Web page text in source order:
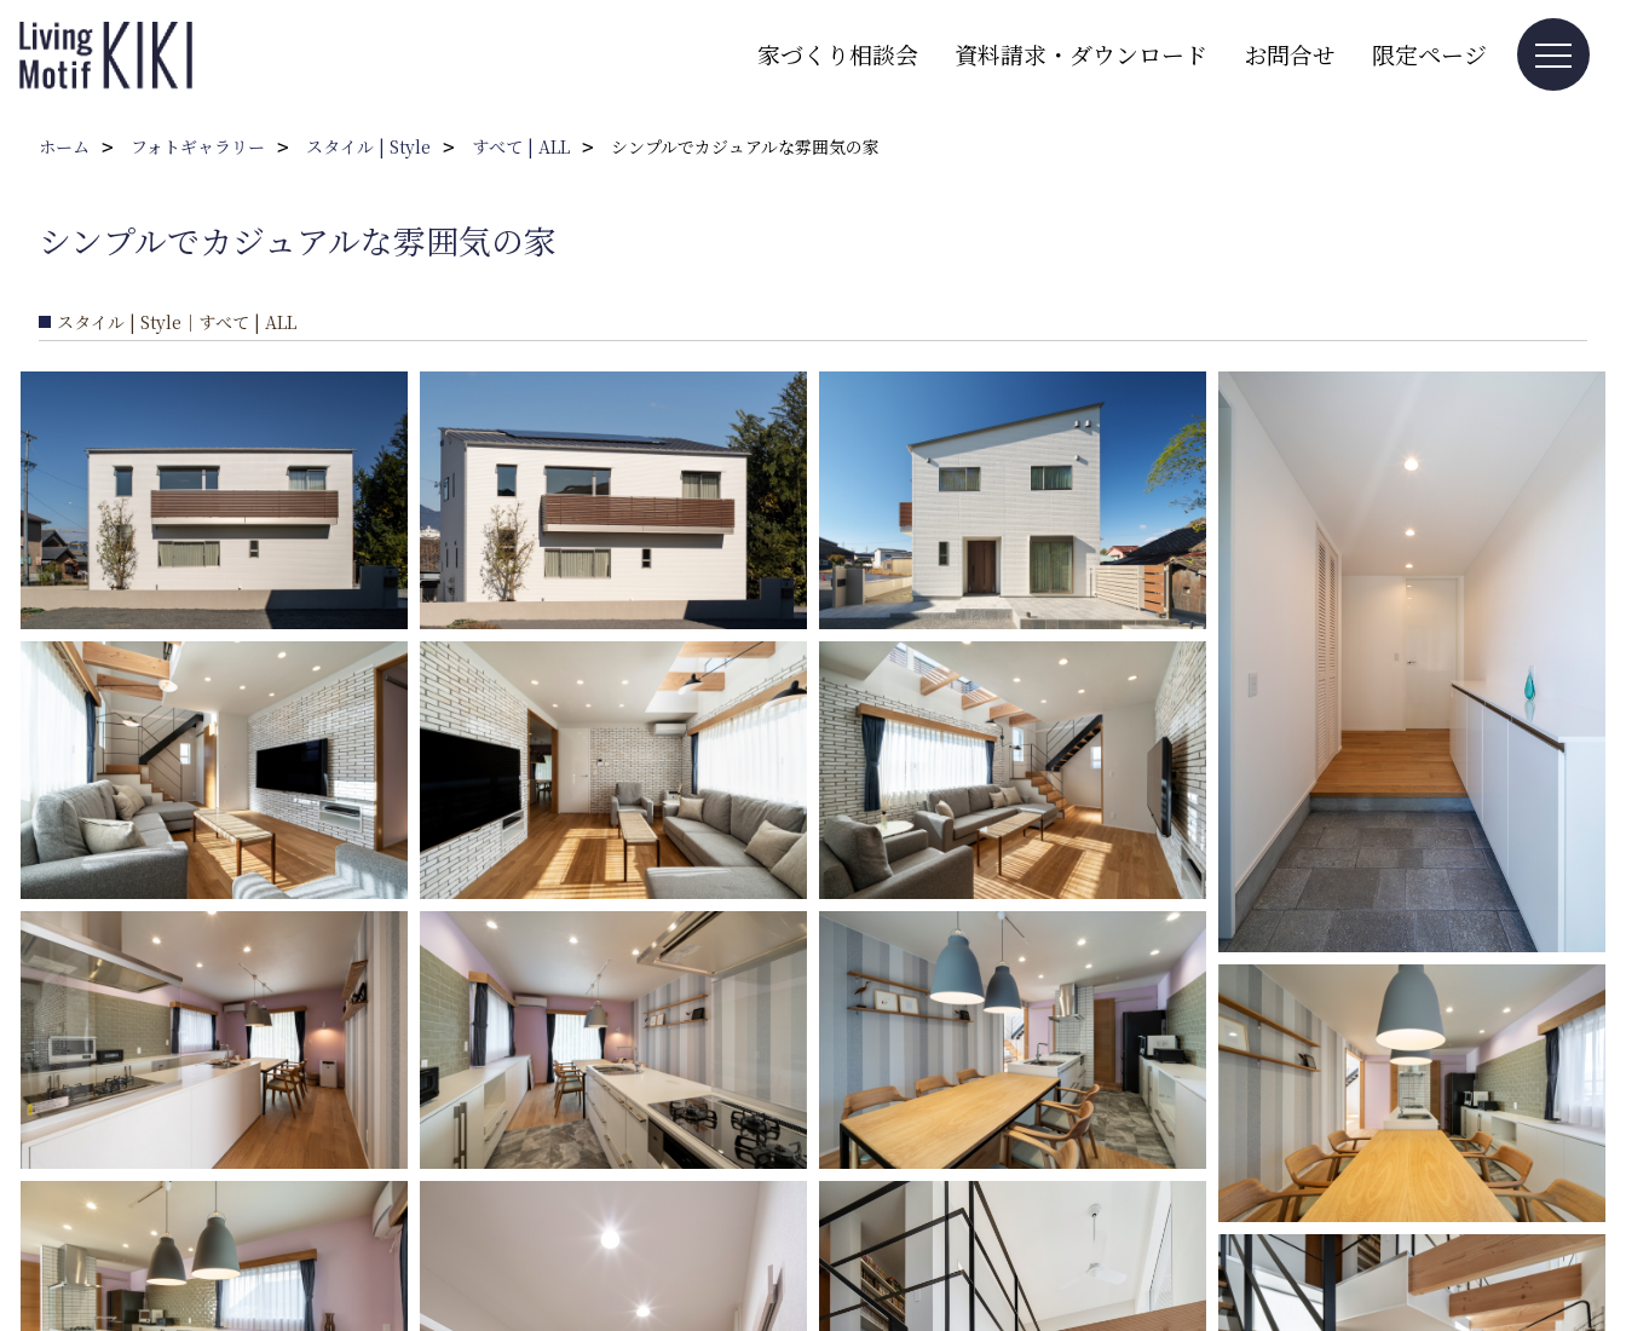
家づくり相談会 資料請求・ダウンロード お問合せ 限定ページ
ホーム フォトギャラリー スタイル | Style すべて | ALL シンプルでカジュアルな雰囲気の家
シンプルでカジュアルな雰囲気の家
スタイル | Style｜すべて | ALL